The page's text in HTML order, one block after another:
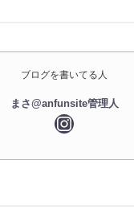
ブログを書いてる人
まさ@anfunsite管理人